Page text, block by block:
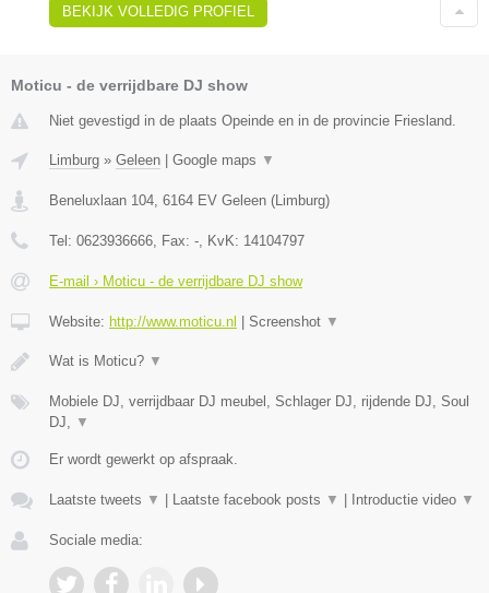
BEKIJK VOLLEDIG PROFIEL
Moticu - de verrijdbare DJ show
Niet gevestigd in de plaats Opeinde en in de provincie Friesland.
Limburg » Geleen | Google maps ▼
Beneluxlaan 104 6164 EV Geleen (Limburg)
Tel: 0623936666 , Fax: - , KvK: 14104797
E-mail › Moticu - de verrijdbare DJ show
Website: http://www.moticu.nl | Screenshot ▼
Wat is Moticu? ▼
Mobiele DJ, verrijdbaar DJ meubel, Schlager DJ, rijdende DJ, Soul
DJ,
▼
Er wordt gewerkt op afspraak.
Laatste tweets ▼ | Laatste facebook posts ▼ | Introductie video ▼
Sociale media: